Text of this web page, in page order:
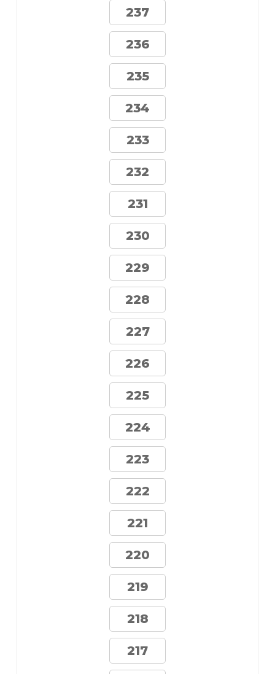
237
236
235
234
233
232
231
230
229
228
227
226
225
224
223
222
221
220
219
218
217